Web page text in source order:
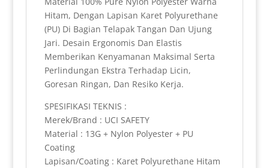
Hitam, Dengan Lapisan Karet Polyurethane
(PU) Di Bagian Telapak Tangan Dan Ujung
Jari. Desain Ergonomis Dan Elastis
Memberikan Kenyamanan Maksimal Serta
Perlindungan Ekstra Terhadap Licin,
Goresan Ringan, Dan Resiko Kerja.
SPESIFIKASI TEKNIS :
Merek/Brand : UCI SAFETY
Material : 13G + Nylon Polyester + PU
Coating
Lapisan/Coating : Karet Polyurethane Hitam